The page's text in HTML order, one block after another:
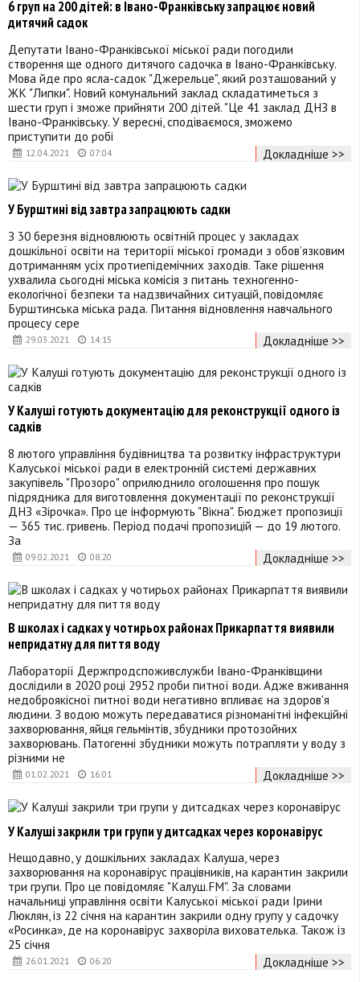
12.04.2021 07:04
6 груп на 200 дітей: в Івано-Франківську запрацює новий
дитячий садок
Депутати Івано-Франківської міської ради погодили
створення ще одного дитячого садочка в Івано-Франківську.
Мова йде про ясла-садок "Джерельце", який розташований у
ЖК "Липки". Новий комунальний заклад складатиметься з
шести груп і зможе прийняти 200 дітей. "Це 41 заклад ДНЗ в
Івано-Франківську. У вересні, сподіваємося, зможемо
приступити до робі
Докладніше >>
29.03.2021 14:15
У Бурштині від завтра запрацюють садки
З 30 березня відновлюють освітній процес у закладах
дошкільної освіти на території міської громади з обов’язковим
дотриманням усіх протиепідемічних заходів. Таке рішення
ухвалила сьогодні міська комісія з питань техногенно-
екологічної безпеки та надзвичайних ситуацій, повідомляє
Бурштинська міська рада. Питання відновлення навчального
процесу сере
Докладніше >>
09.02.2021 08:20
У Калуші готують документацію для реконструкції одного із
садків
8 лютого управління будівництва та розвитку інфраструктури
Калуської міської ради в електронній системі державних
закупівель "Прозоро" оприлюднило оголошення про пошук
підрядника для виготовлення документації по реконструкції
ДНЗ «Зірочка». Про це інформують "Вікна". Бюджет пропозиції
— 365 тис. гривень. Період подачі пропозицій — до 19 лютого.
За
Докладніше >>
01.02.2021 16:01
В школах і садках у чотирьох районах Прикарпаття виявили
непридатну для пиття воду
Лабораторії Держпродспоживслужби Івано-Франківщини
дослідили в 2020 році 2952 проби питної води. Адже вживання
недоброякісної питної води негативно впливає на здоров'я
людини. З водою можуть передаватися різноманітні інфекційні
захворювання, яйця гельмінтів, збудники протозойних
захворювань. Патогенні збудники можуть потрапляти у воду з
різними не
Докладніше >>
26.01.2021 06:20
У Калуші закрили три групи у дитсадках через коронавірус
Нещодавно, у дошкільних закладах Калуша, через
захворювання на коронавірус працівників, на карантин закрили
три групи. Про це повідомляє "Калуш.FM". За словами
начальниці управління освіти Калуської міської ради Ірини
Люклян, із 22 січня на карантин закрили одну групу у садочку
«Росинка», де на коронавірус захворіла вихователька. Також із
25 січня
Докладніше >>